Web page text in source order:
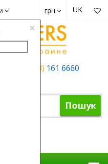
×
UK
грн.
+38 (063) 161 6660
Пошук